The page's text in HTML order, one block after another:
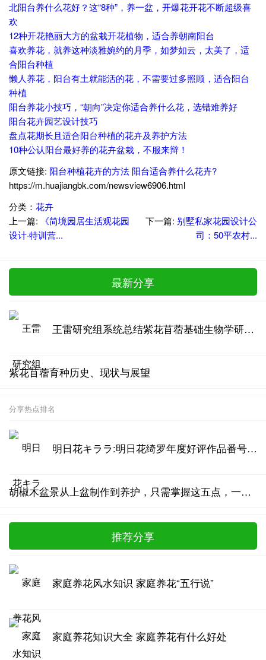
北阳台养什么花好？这“8种”，养一盆，开爆花开花不断超级喜
欢
12种开花艳丽大方的盆栽开花植物，适合养朝南阳台
喜欢养花，就养这种淡雅婉约的月季，如梦如云，太美了，适
合阳台种植
懒人养花，阳台有土就能活的花，不需要过多照顾，适合阳台
种植
阳台养花小技巧，“朝向”决定你适合养什么花，选错难养好
阳台花卉园艺设计技巧
盘点花期长且适合阳台种植的花卉及养护方法
10种公认阳台最好养的花卉盆栽，不服来辩！
原文链接: 阳台种植花卉的方法 阳台适合养什么花卉?
https://m.huajiangbk.com/newsview6906.html
分类： 花卉
上一篇:
《简境园居生活观花园
设计·特训营...
下一篇: 别墅私家花园设计公
司：50平农村...
最新分享
王雷研究组系统总结紫花苜蓿基础生物学研究进展
紫花苜蓿育种历史、现状与展望
分享热点排名
明日花キララ:明日花绮罗年度好评作品番号汇总
胡椒木盆景从上盆制作到养护，只需掌握这五点，一年四季清香四溢
推荐分享
家庭养花风水知识 家庭养花“五行说”
家庭养花知识大全 家庭养花有什么好处